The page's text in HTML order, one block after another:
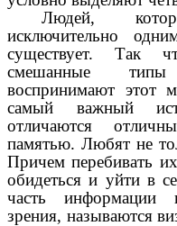
Людей,
исключительно
существует. Так
смешанные
воспринимают этот
самый важный
отличаются
памятью. Любят не
Причем перебивать
обидеться и уйти в
часть
зрения, называются